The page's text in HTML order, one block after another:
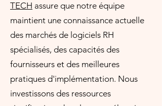
TECH assure que notre équipe
maintient une connaissance actuelle
des marchés de logiciels RH
spécialisés, des capacités des
fournisseurs et des meilleures
pratiques d'implémentation. Nous
investissons des ressources